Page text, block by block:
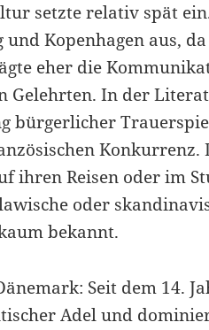
setzte relativ spät
Kopenhagen aus,
eher die
Gelehrten. In der
bürgerlicher
Konkurrenz.
ihren Reisen oder im
oder
bekannt.
Seit dem 14.
Adel und